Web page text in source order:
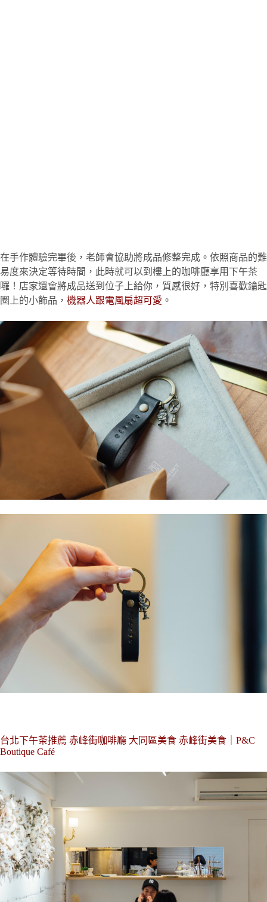
在手作體驗完畢後，老師會協助將成品修整完成。依照商品的難
易度來決定等待時間，此時就可以到樓上的咖啡廳享用下午茶
囉！店家還會將成品送到位子上給你，質感很好，特別喜歡鑰匙
圈上的小飾品， 機器人跟電風扇超可愛 。
台北下午茶推薦 赤峰街咖啡廳 大同區美食 赤峰街美食｜P&C
Boutique Café